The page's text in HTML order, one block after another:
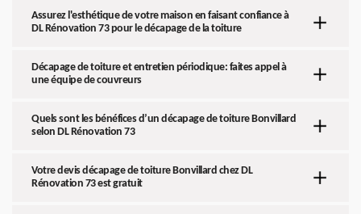
Assurez l'esthétique de votre maison en faisant confiance à
DL Rénovation 73 pour le décapage de la toiture
Décapage de toiture et entretien périodique: faites appel à
une équipe de couvreurs
Quels sont les bénéfices d’un décapage de toiture Bonvillard
selon DL Rénovation 73
Votre devis décapage de toiture Bonvillard chez DL
Rénovation 73 est gratuit